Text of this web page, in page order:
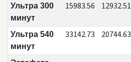
Ультра 300
минут
15983.56 12932.51
Ультра 540
минут
33142.73 20744.63